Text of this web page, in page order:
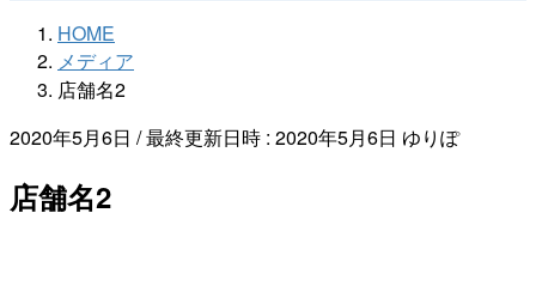
HOME
メディア
店舗名2
2020年5月6日 / 最終更新日時 : 2020年5月6日 ゆりぽ
店舗名2